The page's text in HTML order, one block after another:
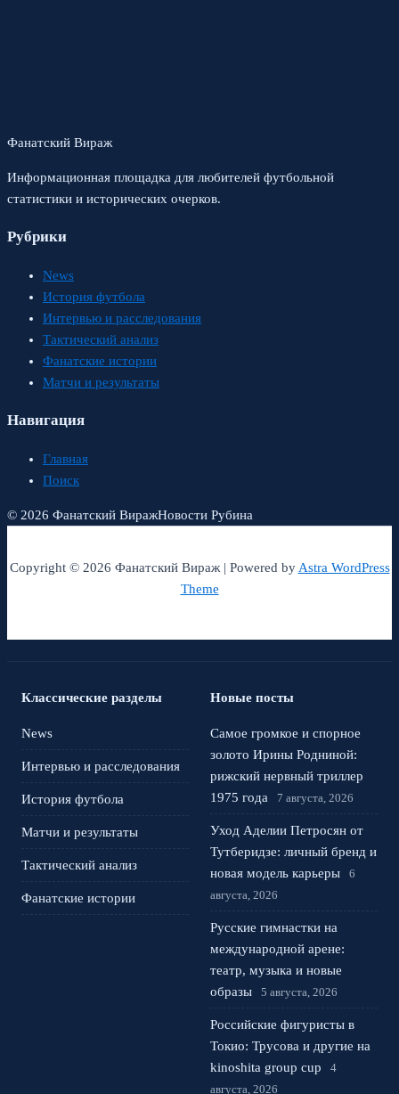
Фанатский Вираж
Информационная площадка для любителей футбольной
статистики и исторических очерков.
Рубрики
News
История футбола
Интервью и расследования
Тактический анализ
Фанатские истории
Матчи и результаты
Навигация
Главная
Поиск
© 2026 Фанатский ВиражНовости Рубина
Copyright © 2026 Фанатский Вираж | Powered byAstra WordPress
Theme
Классические разделы
News
Интервью и расследования
История футбола
Матчи и результаты
Тактический анализ
Фанатские истории
Новые посты
Самое громкое и спорное
золото Ирины Родниной:
рижский нервный триллер
1975 года
7 августа, 2026
Уход Аделии Петросян от
Тутберидзе: личный бренд и
новая модель карьеры
6
августа, 2026
Русские гимнастки на
международной арене:
театр, музыка и новые
образы
5 августа, 2026
Российские фигуристы в
Токио: Трусова и другие на
kinoshita group cup
4
августа, 2026